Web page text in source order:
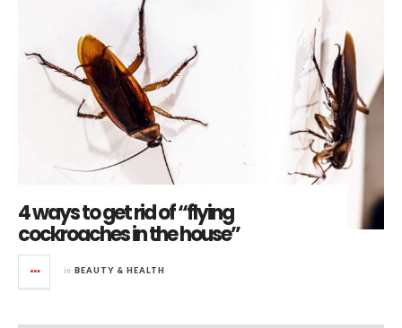
4 ways to get rid of “flying
cockroaches in the house”
in BEAUTY & HEALTH